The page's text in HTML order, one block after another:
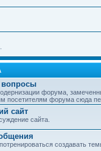
вопросы
форума,
посетителям форума сюда
сайт
сайта.
создавать